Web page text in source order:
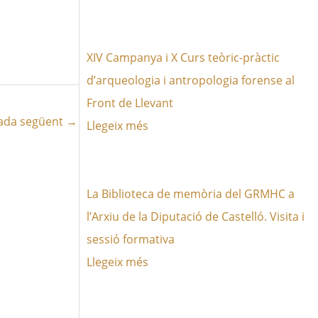
següent →
XIV Campanya i X Curs teòric-pràctic
d’arqueologia i antropologia forense al
Front de Llevant
Llegeix més
La Biblioteca de memòria del GRMHC a
l’Arxiu de la Diputació de Castelló. Visita i
sessió formativa
Llegeix més